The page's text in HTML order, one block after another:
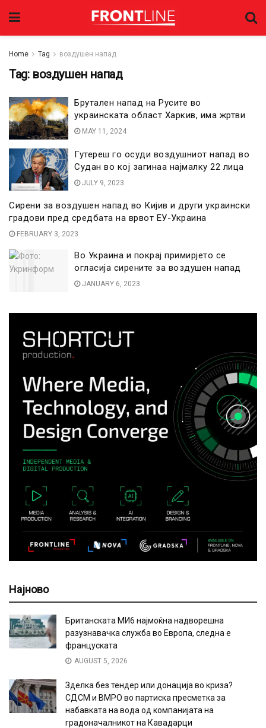
Home Tag воздушен напад
Tag: воздушен напад
Брутален напад на Русите во
украинската област Харкив, има жртви
MAY 11, 2024
Гутереш го осуди воздушниот напад во
Судан во кој загинаа најмалку 22 лица
JULY 9, 2023
Сирени за воздушен напад во Кијив и други украински
градови пред средбата на врвот ЕУ-Украина
FEBRUARY 3, 2023
Во Украина и покрај примирјето се
огласија сирените за воздушен напад
JANUARY 6, 2023
Најново
Британската МИ6 најмоќна надворешна
разузнавачка служба во Европа, следна е
француската
AUGUST 5, 2026
Зделка без тендер или донација во криза?
СДСМ и ВМРО во партиска пресметка за
набавката на вода од компанијата на
градоначалникот на Кавадарци